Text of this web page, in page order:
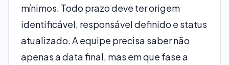
mínimos. Todo prazo deve ter origem
identificável, responsável definido e status
atualizado. A equipe precisa saber não
apenas a data final, mas em que fase a